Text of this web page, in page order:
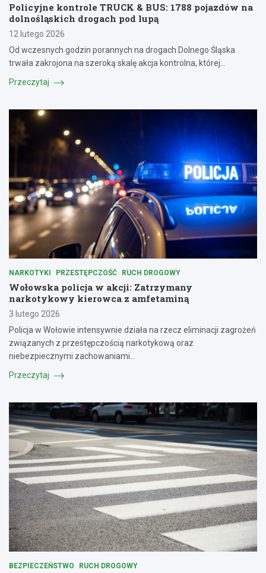
Policyjne kontrole TRUCK & BUS: 1788 pojazdów na
dolnośląskich drogach pod lupą
12 lutego 2026
Od wczesnych godzin porannych na drogach Dolnego Śląska
trwała zakrojona na szeroką skalę akcja kontrolna, której…
Przeczytaj
NARKOTYKI PRZESTĘPCZOŚĆ RUCH DROGOWY
Wołowska policja w akcji: Zatrzymany
narkotykowy kierowca z amfetaminą
3 lutego 2026
Policja w Wołowie intensywnie działa na rzecz eliminacji zagrożeń
związanych z przestępczością narkotykową oraz
niebezpiecznymi zachowaniami…
Przeczytaj
BEZPIECZEŃSTWO RUCH DROGOWY